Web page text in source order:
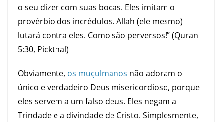
o seu dizer com suas bocas. Eles imitam o
provérbio dos incrédulos. Allah (ele mesmo)
lutará contra eles. Como são perversos!” (Quran
5:30, Pickthal)
Obviamente, os muçulmanos não adoram o
único e verdadeiro Deus misericordioso, porque
eles servem a um falso deus. Eles negam a
Trindade e a divindade de Cristo. Simplesmente,